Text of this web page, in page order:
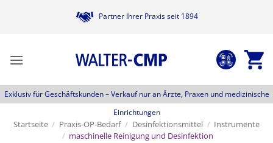
Partner Ihrer Praxis seit 1894
Exklusiv für Geschäftskunden –Verkauf nur an Ärzte, Praxen und medizinische
Einrichtungen
Startseite / Praxis-OP-Bedarf / Desinfektionsmittel / Instrumente
/ maschinelle Reinigung und Desinfektion